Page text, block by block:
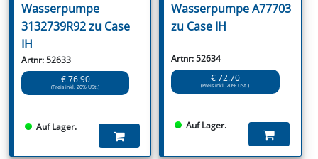
Wasserpumpe
3132739R92 zu Case
IH
Artnr: 52633
€ 76.90
(Preis inkl. 20% USt.)
Auf Lager.
Wasserpumpe A77703
zu Case IH
Artnr: 52634
€ 72.70
(Preis inkl. 20% USt.)
Auf Lager.